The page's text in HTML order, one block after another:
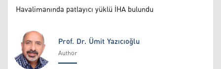
Havalimanında patlayıcı yüklü İHA bulundu
Prof. Dr. Ümit Yazıcıoğlu
Author